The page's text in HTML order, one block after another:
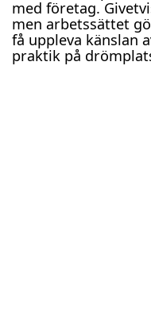
med företag.
men arbetssättet
få uppleva känslan
praktik på